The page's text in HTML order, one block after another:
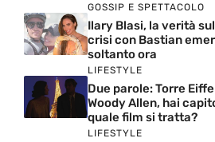
GOSSIP E SPETTACOLO
Ilary Blasi, la verità
crisi con Bastian
soltanto ora
LIFESTYLE
Due parole: Torre
Woody Allen, hai
quale film si tratta?
LIFESTYLE